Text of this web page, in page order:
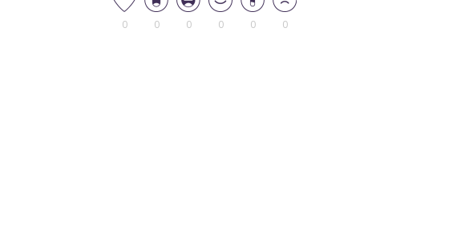
0 0 0 0 0 0